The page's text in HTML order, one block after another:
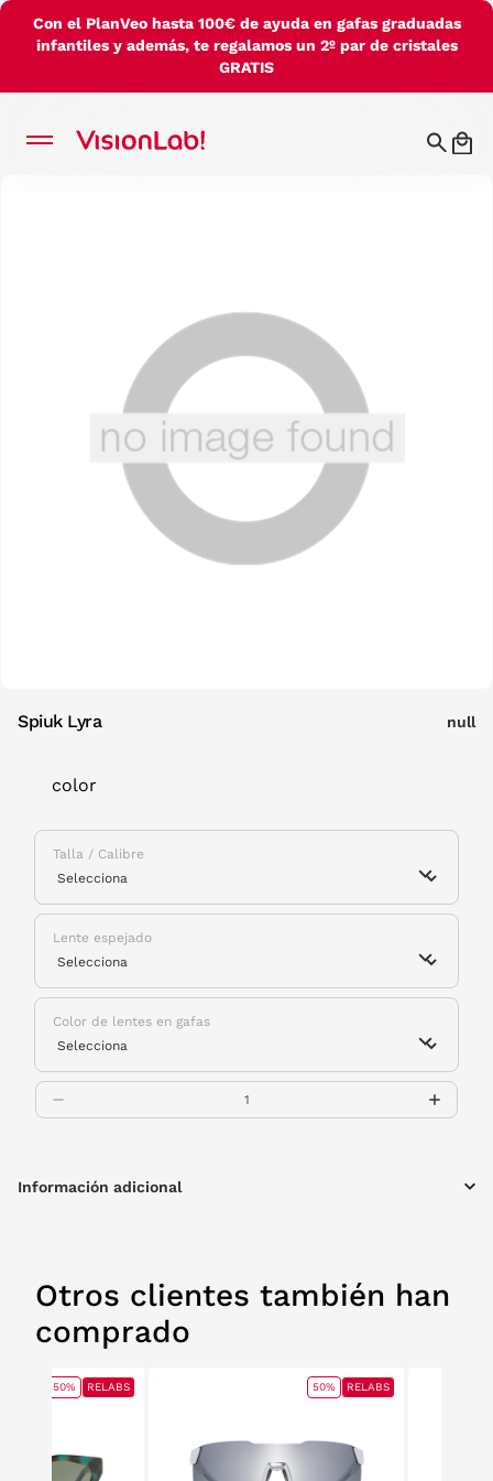
Con el PlanVeo hasta 100€ de ayuda en gafas graduadas
infantiles y además, te regalamos un 2º par de cristales
GRATIS
Spiuk Lyra null
color
Talla / Calibre
Lente espejado
Color de lentes en gafas
Información adicional
Otros clientes también han
comprado
50% RELABS 50% RELABS